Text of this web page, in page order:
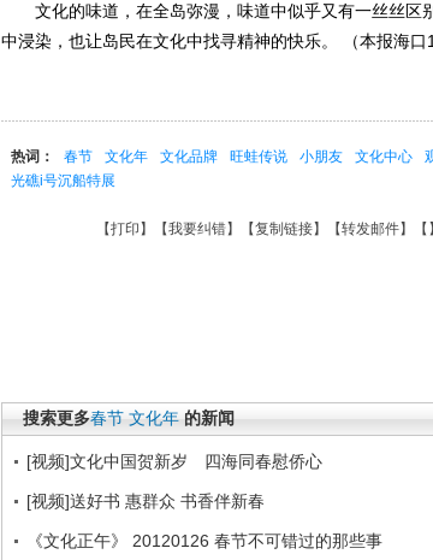
文化的味道，在全岛弥漫，味道中似乎又有一丝丝区
中浸染，也让岛民在文化中找寻精神的快乐。 （本报海口
热词： 春节 文化年 文化品牌 旺蛙传说 小朋友 文化中心
光礁i号沉船特展
【打印 】【我要纠错】【复制链接】【转发邮件】【 】
搜索更多春节 文化年 的新闻
[视频]文化中国贺新岁 四海同春慰侨心
[视频]送好书 惠群众 书香伴新春
《文化正午》 20120126 春节不可错过的那些事